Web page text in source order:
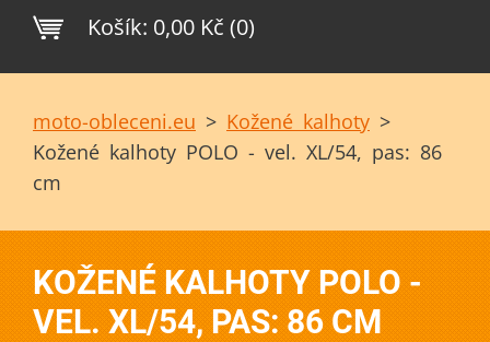
Košík: 0,00 Kč (0)
moto-obleceni.eu > Kožené kalhoty >
Kožené kalhoty POLO - vel. XL/54, pas: 86
cm
KOŽENÉ KALHOTY POLO -
VEL. XL/54, PAS: 86 CM